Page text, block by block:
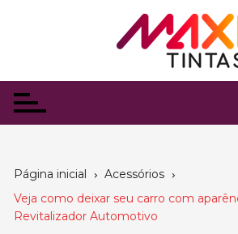
Página inicial
Acessórios
Veja como deixar seu carro com
Revitalizador Automotivo